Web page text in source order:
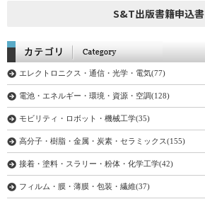
S&T出版書籍申込書
エレクトロニクス・通信・光学・電気(77)
電池・エネルギー・環境・資源・空調(128)
モビリティ・ロボット・機械工学(35)
高分子・樹脂・金属・炭素・セラミックス(155)
接着・塗料・スラリー・粉体・化学工学(42)
フィルム・膜・薄膜・包装・繊維(37)